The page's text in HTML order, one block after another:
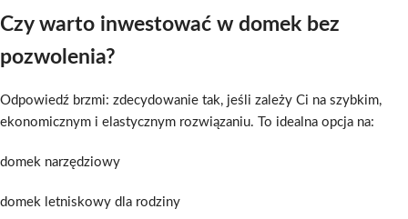
Czy warto inwestować w domek bez
pozwolenia?
Odpowiedź brzmi: zdecydowanie tak, jeśli zależy Ci na szybkim,
ekonomicznym i elastycznym rozwiązaniu. To idealna opcja na:
domek narzędziowy
domek letniskowy dla rodziny